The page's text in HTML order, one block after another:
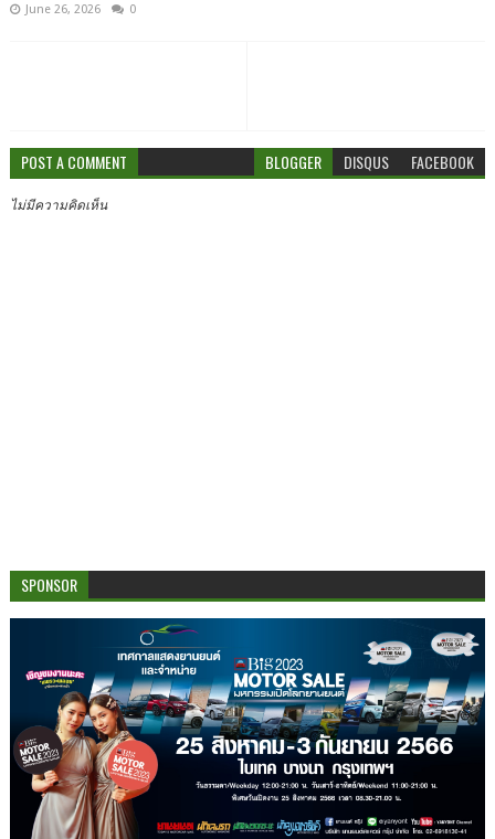
June 26, 2026 0
POST A COMMENT BLOGGER DISQUS FACEBOOK
ไม่มีความคิดเห็น
SPONSOR